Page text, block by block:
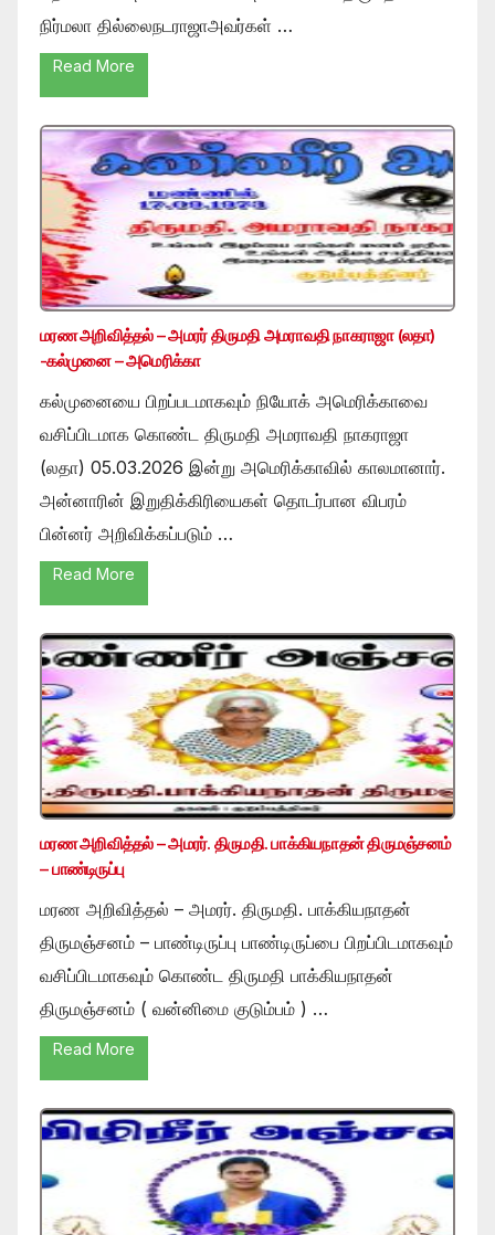
நிர்மலா தில்லைநடராஜாஅவர்கள் …
Read More
மரண அறிவித்தல் – அமரர் திருமதி அமராவதி நாகராஜா (லதா)
-கல்முனை – அமெரிக்கா
கல்முனையை பிறப்படமாகவும் நியோக் அமெரிக்காவை
வசிப்பிடமாக கொண்ட திருமதி அமராவதி நாகராஜா
(லதா) 05.03.2026 இன்று அமெரிக்காவில் காலமானார்.
அன்னாரின் இறுதிக்கிரியைகள் தொடர்பான விபரம்
பின்னர் அறிவிக்கப்படும் …
Read More
மரண அறிவித்தல் – அமரர். திருமதி. பாக்கியநாதன் திருமஞ்சனம்
– பாண்டிருப்பு
மரண அறிவித்தல் – அமரர். திருமதி. பாக்கியநாதன்
திருமஞ்சனம் – பாண்டிருப்பு பாண்டிருப்பை பிறப்பிடமாகவும்
வசிப்பிடமாகவும் கொண்ட திருமதி பாக்கியநாதன்
திருமஞ்சனம் ( வன்னிமை குடும்பம் ) …
Read More